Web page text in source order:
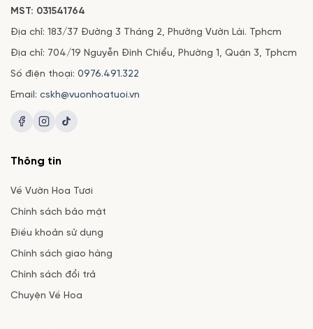
MST: 031541764
Địa chỉ: 183/37 Đường 3 Tháng 2, Phường Vườn Lài. Tphcm
Địa chỉ: 704/19 Nguyễn Đình Chiểu, Phường 1, Quận 3, Tphcm
Số điện thoại: 0976.491.322
Email: cskh@vuonhoatuoi.vn
Thông tin
Về Vườn Hoa Tươi
Chính sách bảo mật
Điều khoản sử dụng
Chính sách giao hàng
Chính sách đổi trả
Chuyện Về Hoa